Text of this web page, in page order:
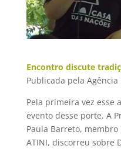
Encontro discute
Publicada pela
Pela primeira vez esse
evento desse porte. A
Paula Barreto,
ATINI, discorreu sobre